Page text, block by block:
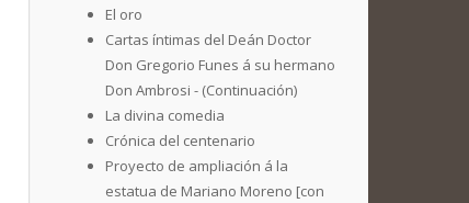
El oro
Cartas íntimas del Deán Doctor
Don Gregorio Funes á su hermano
Don Ambrosi - (Continuación)
La divina comedia
Crónica del centenario
Proyecto de ampliación á la
estatua de Mariano Moreno [con